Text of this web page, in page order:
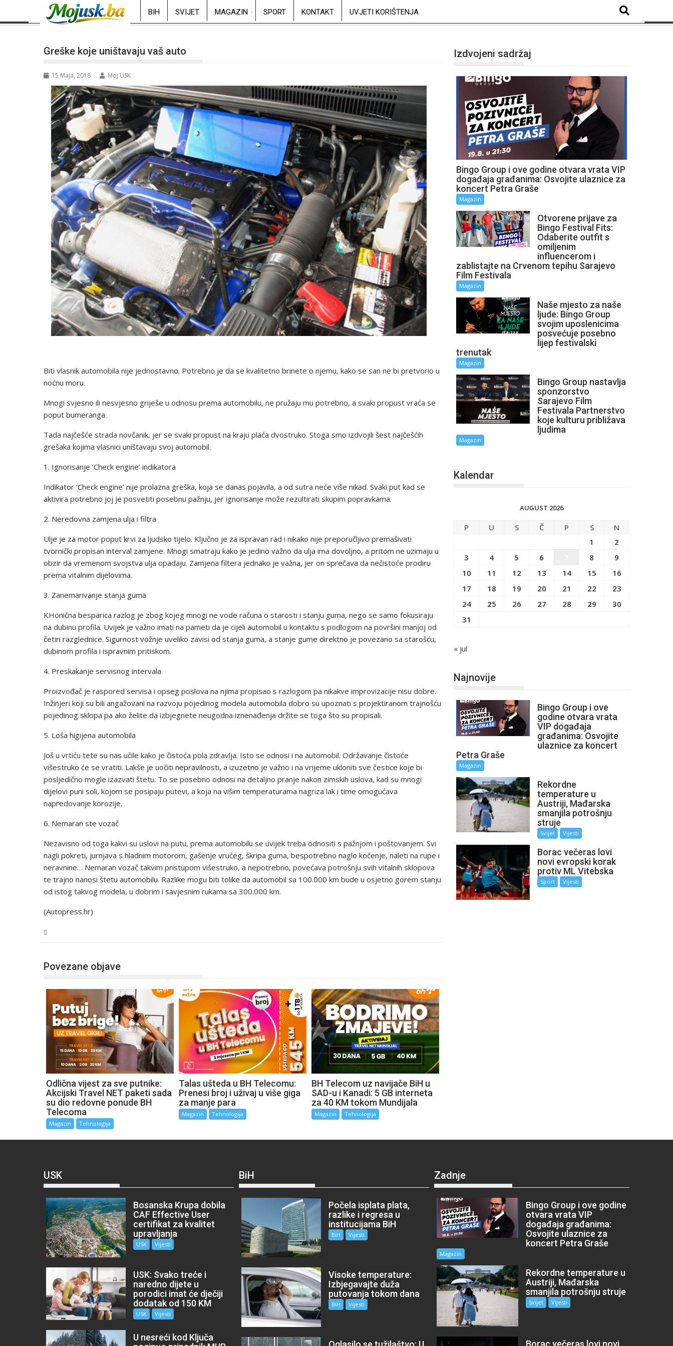
BIH SVIJET MAGAZIN SPORT KONTAKT UVJETI KORIŠTENJA
Greške koje uništavaju vaš auto
15 Maja, 2018 Moj USK
Biti vlasnik automobila nije jednostavno. Potrebno je da se kvalitetno brinete o njemu, kako se san ne bi pretvorio u
noćnu moru.
Mnogi svjesno ili nesvjesno griješe u odnosu prema automobilu, ne pružaju mu potrebno, a svaki propust vraća se
poput bumeranga.
Tada najčešće strada novčanik, jer se svaki propust na kraju plaća dvostruko. Stoga smo izdvojili šest najčešćih
grešaka kojima vlasnici uništavaju svoj automobil.
1. Ignorisanje ‘Check engine’ indikatora
Indikator ‘Check engine’ nije prolazna greška, koja se danas pojavila, a od sutra neće više nikad. Svaki put kad se
aktivira potrebno joj je posvetiti posebnu pažnju, jer ignorisanje može rezultirati skupim popravkama.
2. Neredovna zamjena ulja i filtra
Ulje je za motor poput krvi za ljudsko tijelo. Ključno je za ispravan rad i nikako nije preporučljivo premašivati
tvornički propisan interval zamjene. Mnogi smatraju kako je jedino važno da ulja ima dovoljno, a pritom ne uzimaju u
obzir da vremenom svojstva ulja opadaju. Zamjena filtera jednako je važna, jer on sprečava da nečistoće prodiru
prema vitalnim dijelovima.
3. Zanemarivanje stanja guma
KHonična besparica razlog je zbog kojeg mnogi ne vode računa o starosti i stanju guma, nego se samo fokusiraju
na dubinu profila. Uvijek je važno imati na pameti da je cijeli automobil u kontaktu s podlogom na površini manjoj od
četiri razglednice. Sigurnost vožnje uveliko zavisi od stanja guma, a stanje gume direktno je povezano sa starošću,
dubinom profila i ispravnim pritiskom.
4. Preskakanje servisnog intervala
Proizvođač je raspored servisa i opseg poslova na njima propisao s razlogom pa nikakve improvizacije nisu dobre.
Inžinjeri koji su bili angažovani na razvoju pojedinog modela automobila dobro su upoznati s projektiranom trajnošću
pojedinog sklopa pa ako želite da izbjegnete neugodna iznenađenja držite se toga što su propisali.
5. Loša higijena automobila
Još u vrtiću tete su nas učile kako je čistoća pola zdravlja. Isto se odnosi i na automobil. Održavanje čistoće
višestruko će se vratiti. Lakše je uočiti nepravilnosti, a izuzetno je važno i na vrijeme ukloniti sve čestice koje bi
posljedično mogle izazvati štetu. To se posebno odnosi na detaljno pranje nakon zimskih uslova, kad su mnogi
dijelovi puni soli, kojom se posipaju putevi, a koja na višim temperaturama nagriza lak i time omogućava
napredovanje korozije.
6. Nemaran ste vozač
Nezavisno od toga kakvi su uslovi na putu, prema automobilu se uvijek treba odnositi s pažnjom i poštovanjem. Svi
nagli pokreti, jurnjava s hladnim motorom, gašenje vrućeg, škripa guma, bespotrebno naglo kočenje, naleti na rupe i
neravnine… Nemaran vozač takvim pristupom višestruko, a nepotrebno, povećava potrošnju svih vitalnih sklopova
te trajno nanosi štetu automobilu. Razlike mogu biti tolike da automobil sa 100.000 km bude u osjetno gorem stanju
od istog takvog modela, u dobrim i savjesnim rukama sa 300.000 km.
(Autopress.hr)
Povezane objave
Odlična vijest za sve putnike:
Akcijski Travel NET paketi sada
su dio redovne ponude BH
Telecoma
Magazin Tehnologija
Talas ušteda u BH Telecomu:
Prenesi broj i uživaj u više giga
za manje para
Magazin Tehnologija
BH Telecom uz navijače BiH u
SAD-u i Kanadi: 5 GB interneta
za 40 KM tokom Mundijala
Magazin Tehnologija
Izdvojeni sadržaj
Bingo Group i ove godine otvara vrata VIP
događaja građanima: Osvojite ulaznice za
koncert Petra Graše
Magazin
Otvorene prijave za
Bingo Festival Fits:
Odaberite outfit s
omiljenim
influencerom i
zablistajte na Crvenom tepihu Sarajevo
Film Festivala
Magazin
Naše mjesto za naše
ljude: Bingo Group
svojim uposlenicima
posvećuje posebno
lijep festivalski
trenutak
Magazin
Bingo Group nastavlja
sponzorstvo
Sarajevo Film
Festivala Partnerstvo
koje kulturu približava
ljudima
Magazin
Kalendar
AUGUST 2026
P U S Č P S
N
1
2
3
4 5 6 8
9
10
11 12 13 14 15
16
17
18 19 20 21 22
23
24
25 26 27 28 29
30
31
« jul
Najnovije
Bingo Group i ove
godine otvara vrata
VIP događaja
građanima: Osvojite
ulaznice za koncert
Petra Graše
Magazin
Rekordne
temperature u
Austriji, Mađarska
smanjila potrošnju
struje
Svijet Vijesti
Borac večeras lovi
novi evropski korak
protiv ML Vitebska
Sport Vijesti
USK
Bosanska Krupa dobila
CAF Effective User
certifikat za kvalitet
upravljanja
USK Vijesti
USK: Svako treće i
naredno dijete u
porodici imat će dječiji
dodatak od 150 KM
USK Vijesti
U nesreći kod Ključa
BiH
Počela isplata plata,
razlike i regresa u
institucijama BiH
BiH Vijesti
Visoke temperature:
Izbjegavajte duža
putovanja tokom dana
BiH Vijesti
Zadnje
Bingo Group i ove godine
otvara vrata VIP
događaja građanima:
Osvojite ulaznice za
koncert Petra Graše
Magazin
Rekordne temperature u
Austriji, Mađarska
smanjila potrošnju struje
Svijet Vijesti
Borac večeras lovi novi